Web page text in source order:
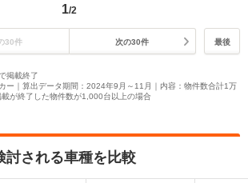
1/2
30件 次の30件 最後
掲載終了
ー｜算出データ期間：2024年9月～11月｜内容：物件数合計1万
が終了した物件数が1,000台以上の場合
討される車種を比較